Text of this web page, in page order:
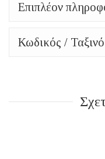
Επιπλέον
Κωδικός /